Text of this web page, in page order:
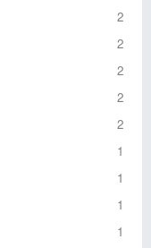
2
2
2
2
2
1
1
1
1